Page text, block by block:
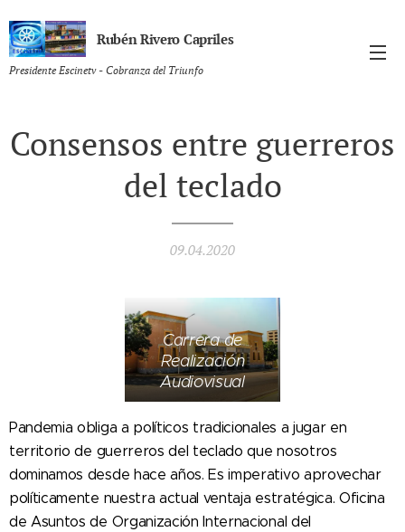
Rubén Rivero Capriles
Presidente Escinetv - Cobranza del Triunfo
Consensos entre guerreros
del teclado
09.04.2020
Carrera de
Realización
Audiovisual
Pandemia obliga a políticos tradicionales a jugar en
territorio de guerreros del teclado que nosotros
dominamos desde hace años. Es imperativo aprovechar
políticamente nuestra actual ventaja estratégica. Oficina
de Asuntos de Organización Internacional del